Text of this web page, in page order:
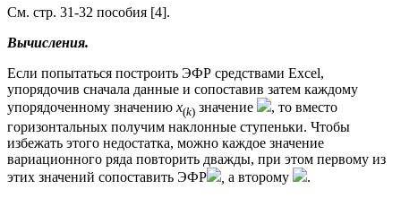
См. стр. 31-32 пособия [4].
Вычисления.
Если попытаться построить ЭФР средствами Excel,
упорядочив сначала данные и сопоставив затем каждому
упорядоченному значению x(k) значение
, то вместо
горизонтальных получим наклонные ступеньки. Чтобы
избежать этого недостатка, можно каждое значение
вариационного ряда повторить дважды, при этом первому из
этих значений сопоставить ЭФР
а второму
.